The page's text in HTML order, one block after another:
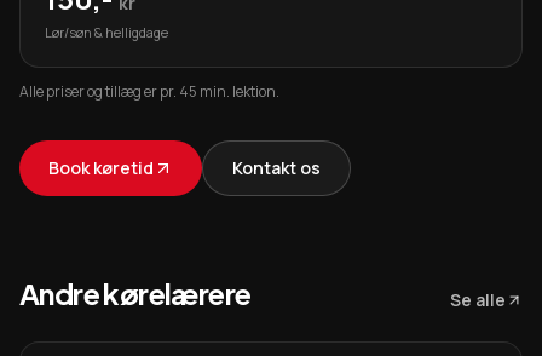
Lør/søn & helligdage
Alle priser og tillæg er pr. 45 min. lektion.
Book køretid Kontakt os
Andre kørelærere Se alle